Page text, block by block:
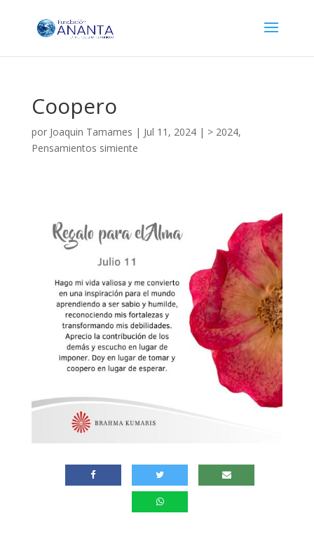
Coopero
por Joaquin Tamames | Jul 11, 2024| > 2024,
Pensamientos simiente